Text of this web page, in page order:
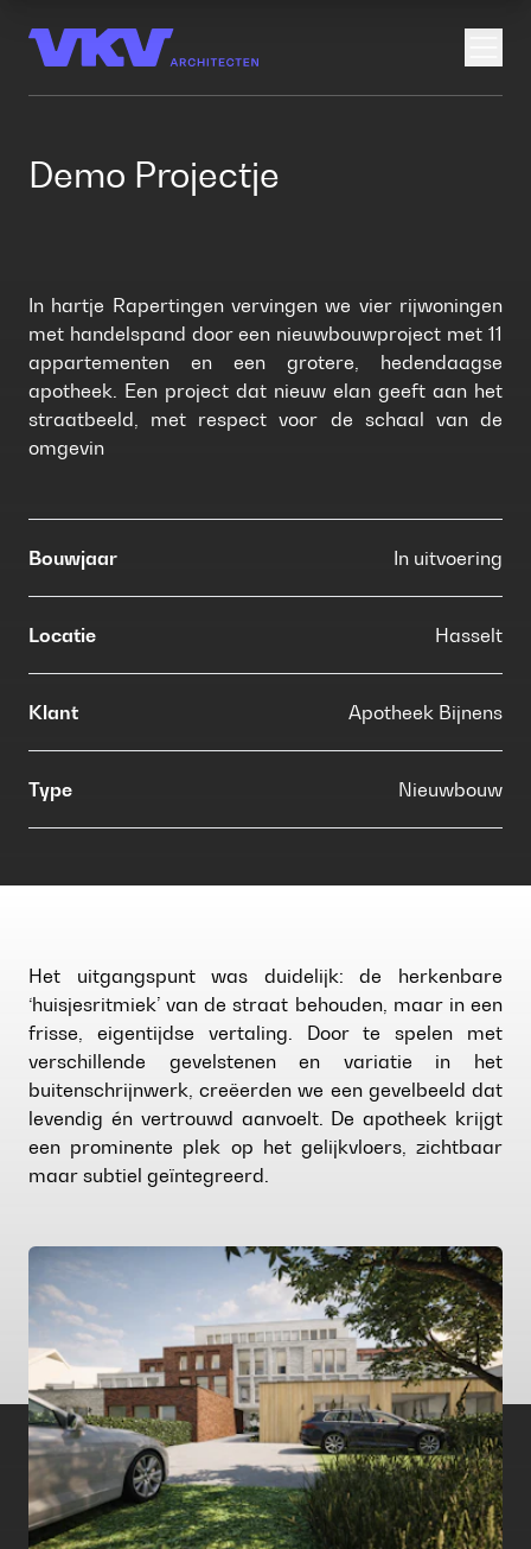
Demo Projectje
In hartje Rapertingen vervingen we vier rijwoningen
met handelspand door een nieuwbouwproject met 11
appartementen en een grotere, hedendaagse
apotheek. Een project dat nieuw elan geeft aan het
straatbeeld, met respect voor de schaal van de
omgevin
Bouwjaar In uitvoering
Locatie Hasselt
Klant Apotheek Bijnens
Type Nieuwbouw
Het uitgangspunt was duidelijk: de herkenbare
‘huisjesritmiek’ van de straat behouden, maar in een
frisse, eigentijdse vertaling. Door te spelen met
verschillende gevelstenen en variatie in het
buitenschrijnwerk, creëerden we een gevelbeeld dat
levendig én vertrouwd aanvoelt. De apotheek krijgt
een prominente plek op het gelijkvloers, zichtbaar
maar subtiel geïntegreerd.